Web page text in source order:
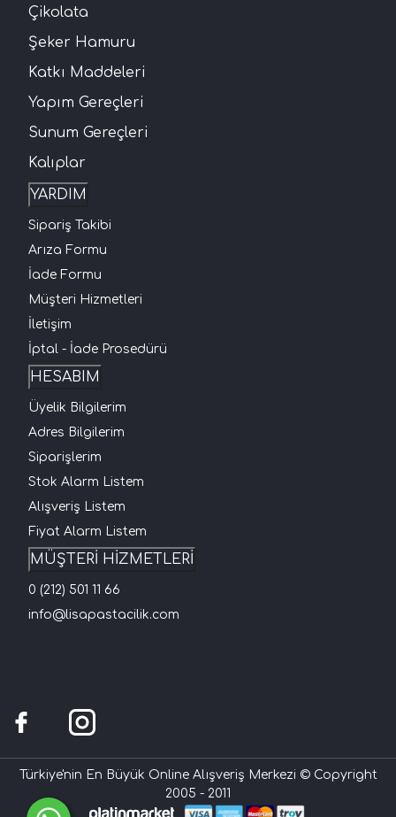
Çikolata
Şeker Hamuru
Katkı Maddeleri
Yapım Gereçleri
Sunum Gereçleri
Kalıplar
YARDIM
Sipariş Takibi
Arıza Formu
İade Formu
Müşteri Hizmetleri
İletişim
İptal - İade Prosedürü
HESABIM
Üyelik Bilgilerim
Adres Bilgilerim
Siparişlerim
Stok Alarm Listem
Alışveriş Listem
Fiyat Alarm Listem
MÜŞTERİ HİZMETLERİ
0 (212) 501 11 66
info@lisapastacilik.com
Türkiye'nin En Büyük Online Alışveriş Merkezi © Copyright
2005 - 2011